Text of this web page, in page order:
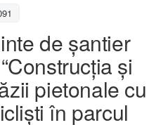
de șantier
și
pietonale cu
în parcul